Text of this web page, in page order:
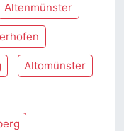
Altenmünster
Altomünster